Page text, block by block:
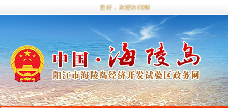
您好，欢迎访问海陵试验区政务网站！